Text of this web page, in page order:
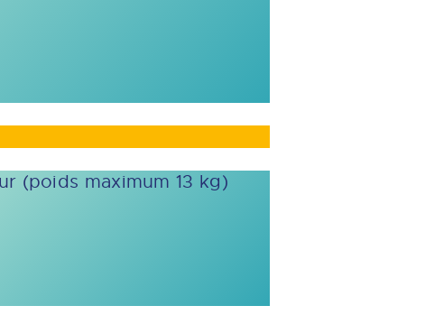
(poids maximum 13 kg)